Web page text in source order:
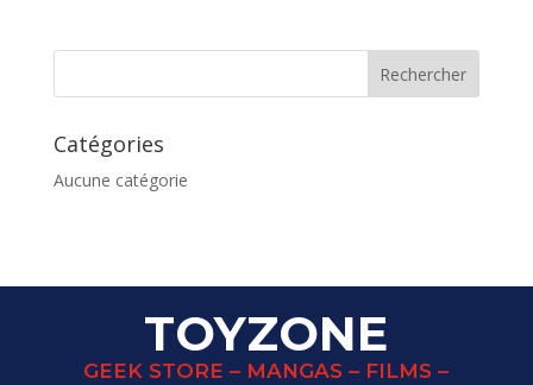
Catégories
Aucune catégorie
TOYZONE
GEEK STORE – MANGAS – FILMS –